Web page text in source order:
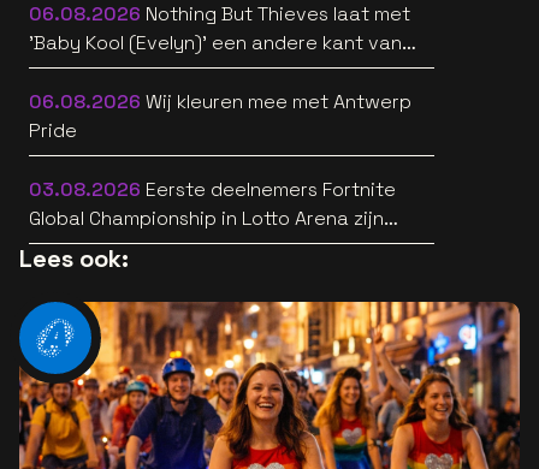
06.08.2026 Nothing But Thieves laat met
'Baby Kool (Evelyn)' een andere kant van
zich horen [video]
06.08.2026 Wij kleuren mee met Antwerp
Pride
03.08.2026 Eerste deelnemers Fortnite
Global Championship in Lotto Arena zijn
bekend
Lees ook: